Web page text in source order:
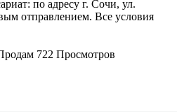
по адресу г. Сочи, ул.
отправлением. Все условия
722 Просмотров